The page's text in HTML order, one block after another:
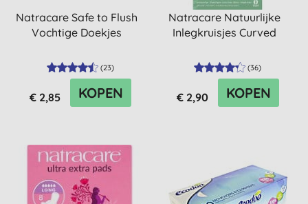
Natracare Safe to Flush
Vochtige Doekjes
(23)
€ 2,85 KOPEN
Natracare Natuurlijke
Inlegkruisjes Curved
(36)
€ 2,90 KOPEN